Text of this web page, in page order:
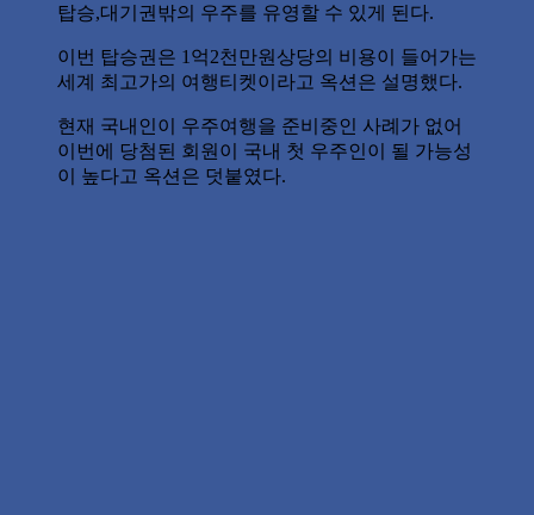
탑승,대기권밖의 우주를 유영할 수 있게 된다.
이번 탑승권은 1억2천만원상당의 비용이 들어가는
세계 최고가의 여행티켓이라고 옥션은 설명했다.
현재 국내인이 우주여행을 준비중인 사례가 없어
이번에 당첨된 회원이 국내 첫 우주인이 될 가능성
이 높다고 옥션은 덧붙였다.